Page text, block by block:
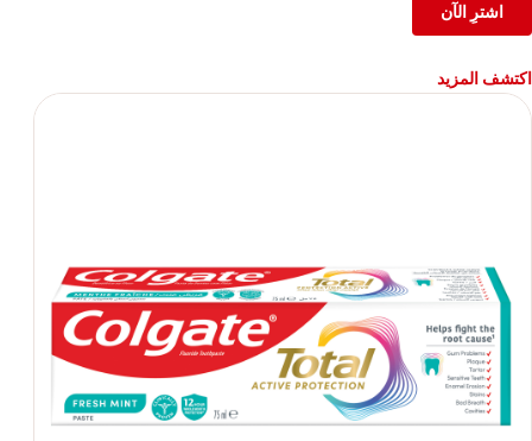
⁵تقليل طبقة البلاك مقارنةً بأي معجون أسنان بالفلورايد، مع الاستخدام
المستمر لمدة 3 أشهر
اشترِ الآن
اكتشف المزيد